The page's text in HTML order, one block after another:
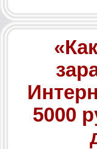
5000